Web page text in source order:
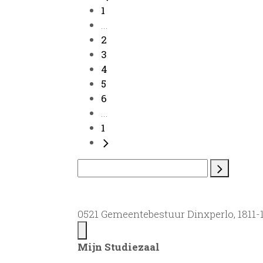
1
...
2
3
4
5
6
...
1
0521 Gemeentebestuur Dinxperlo, 1811-
Mijn Studiezaal